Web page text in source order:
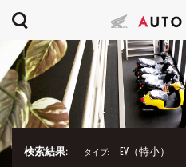
検索結果: タイプ: EV（特小）